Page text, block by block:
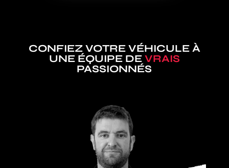
CONFIEZ VOTRE VÉHICULE À
UNE ÉQUIPE DE VRAIS
PASSIONNÉS